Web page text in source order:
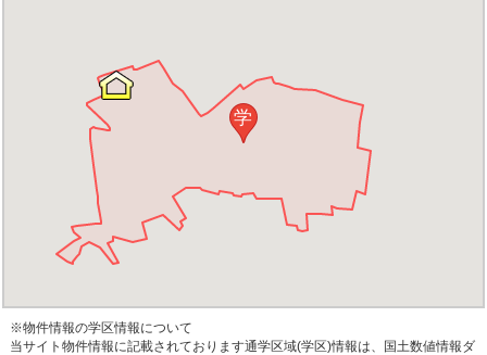
学
※物件情報の学区情報について
当サイト物件情報に記載されております通学区域(学区)情報は、国土数値情報ダ